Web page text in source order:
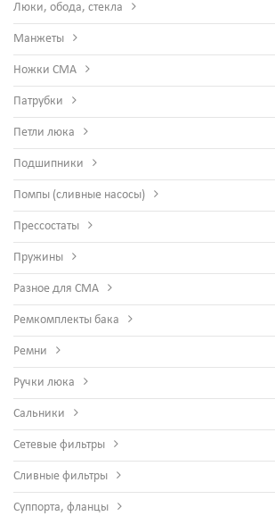
Люки, обода, стекла
Манжеты
Ножки СМА
Патрубки
Петли люка
Подшипники
Помпы (сливные насосы)
Прессостаты
Пружины
Разное для СМА
Ремкомплекты бака
Ремни
Ручки люка
Сальники
Сетевые фильтры
Сливные фильтры
Суппорта, фланцы